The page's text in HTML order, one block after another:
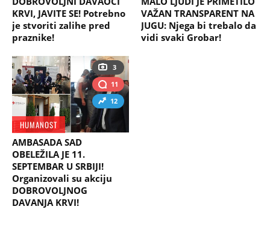
KRVI, JAVITE SE! Potrebno
je stvoriti zalihe pred
praznike!
VAŽAN TRANSPARENT NA
JUGU: Njega bi trebalo da
vidi svaki Grobar!
3
11
12
HUMANOST
AMBASADA SAD
OBELEŽILA JE 11.
SEPTEMBAR U SRBIJI!
Organizovali su akciju
DOBROVOLJNOG
DAVANJA KRVI!